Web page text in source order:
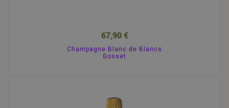
67,90 €
Champagne Blanc de Blancs
Gosset